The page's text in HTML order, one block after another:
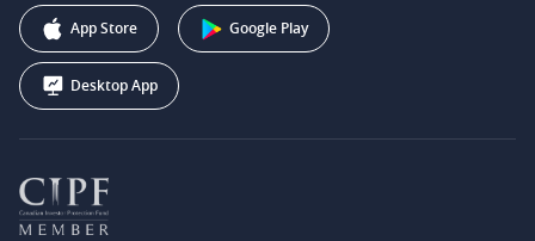
Webull Corporation
App Store Google Play
Desktop App